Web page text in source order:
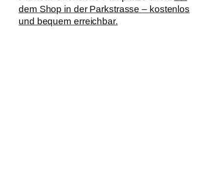
dem Shop in der Parkstrasse – kostenlos
und bequem erreichbar.